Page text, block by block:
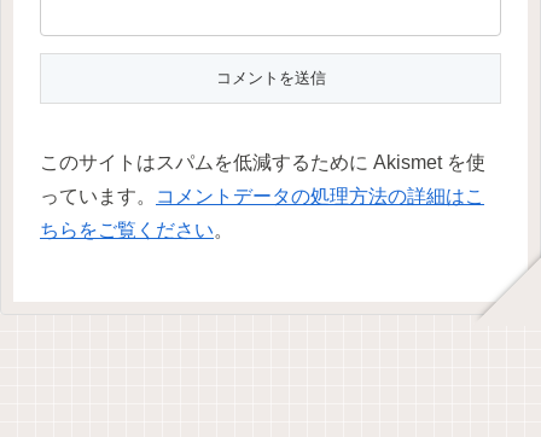
このサイトはスパムを低減するために Akismet を使
っています。
コメントデータの処理方法の詳細はこ
ちらをご覧ください。